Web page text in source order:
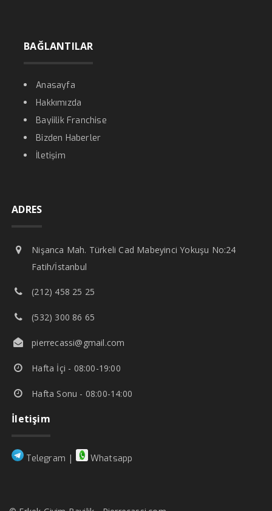
BAĞLANTILAR
Anasayfa
Hakkımızda
Bayiilik Franchise
Bizden Haberler
İletişim
ADRES
Nişanca Mah. Türkeli Cad Mabeyinci Yokuşu No:24
Fatih/İstanbul
(212) 458 25 25
(532) 300 86 65
pierrecassi@gmail.com
Hafta İçi - 08:00-19:00
Hafta Sonu - 08:00-14:00
İletişim
Telegram | Whatsapp